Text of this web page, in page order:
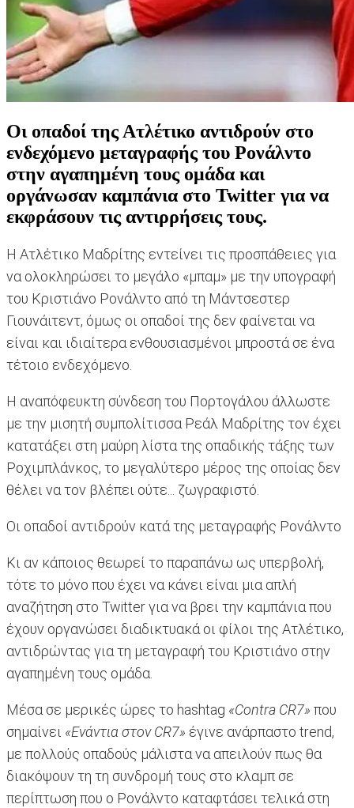
Οι οπαδοί της Ατλέτικο αντιδρούν στο
ενδεχόμενο μεταγραφής του Ρονάλντο
στην αγαπημένη τους ομάδα και
οργάνωσαν καμπάνια στο Twitter για να
εκφράσουν τις αντιρρήσεις τους.
Η Ατλέτικο Μαδρίτης εντείνει τις προσπάθειες για
να ολοκληρώσει το μεγάλο «μπαμ» με την υπογραφή
του Κριστιάνο Ρονάλντο από τη Μάντσεστερ
Γιουνάιτεντ, όμως οι οπαδοί της δεν φαίνεται να
είναι και ιδιαίτερα ενθουσιασμένοι μπροστά σε ένα
τέτοιο ενδεχόμενο.
Η αναπόφευκτη σύνδεση του Πορτογάλου άλλωστε
με την μισητή συμπολίτισσα Ρεάλ Μαδρίτης τον έχει
κατατάξει στη μαύρη λίστα της οπαδικής τάξης των
Ροχιμπλάνκος, το μεγαλύτερο μέρος της οποίας δεν
θέλει να τον βλέπει ούτε... ζωγραφιστό.
Οι οπαδοί αντιδρούν κατά της μεταγραφής Ρονάλντο
Κι αν κάποιος θεωρεί το παραπάνω ως υπερβολή,
τότε το μόνο που έχει να κάνει είναι μια απλή
αναζήτηση στο Twitter για να βρει την καμπάνια που
έχουν οργανώσει διαδικτυακά οι φίλοι της Ατλέτικο,
αντιδρώντας για τη μεταγραφή του Κριστιάνο στην
αγαπημένη τους ομάδα.
Μέσα σε μερικές ώρες το hashtag «Contra CR7» που
σημαίνει «Ενάντια στον CR7» έγινε ανάρπαστο trend,
με πολλούς οπαδούς μάλιστα να απειλούν πως θα
διακόψουν τη τη συνδρομή τους στο κλαμπ σε
περίπτωση που ο Ρονάλντο καταφτάσει τελικά στη